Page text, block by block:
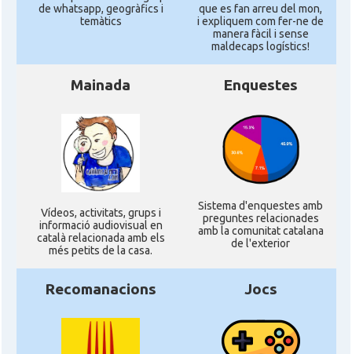
de whatsapp, geogràfics i
temàtics
que es fan arreu del mon,
i expliquem com fer-ne de
manera fàcil i sense
maldecaps logí­stics!
Mainada
Ví­deos, activitats, grups i
informació audiovisual en
català relacionada amb els
més petits de la casa.
Enquestes
Sistema d'enquestes amb
preguntes relacionades
amb la comunitat catalana
de l'exterior
Recomanacions Jocs